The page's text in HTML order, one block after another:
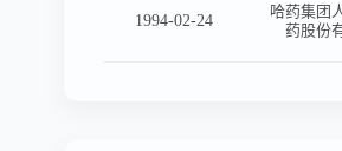
1994-02-24
哈药集团
药股份